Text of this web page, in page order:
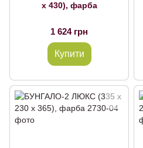
х 430), фарба
1 624 грн
Купити